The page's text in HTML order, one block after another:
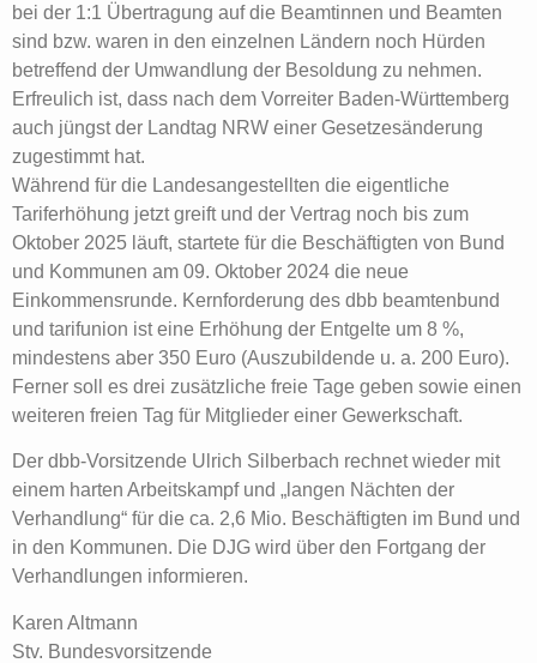
bei der 1:1 Übertragung auf die Beamtinnen und Beamten
sind bzw. waren in den einzelnen Ländern noch Hürden
betreffend der Umwandlung der Besoldung zu nehmen.
Erfreulich ist, dass nach dem Vorreiter Baden-Württemberg
auch jüngst der Landtag NRW einer Gesetzesänderung
zugestimmt hat.
Während für die Landesangestellten die eigentliche
Tariferhöhung jetzt greift und der Vertrag noch bis zum
Oktober 2025 läuft, startete für die Beschäftigten von Bund
und Kommunen am 09. Oktober 2024 die neue
Einkommensrunde. Kernforderung des dbb beamtenbund
und tarifunion ist eine Erhöhung der Entgelte um 8 %,
mindestens aber 350 Euro (Auszubildende u. a. 200 Euro).
Ferner soll es drei zusätzliche freie Tage geben sowie einen
weiteren freien Tag für Mitglieder einer Gewerkschaft.
Der dbb-Vorsitzende Ulrich Silberbach rechnet wieder mit
einem harten Arbeitskampf und „langen Nächten der
Verhandlung“ für die ca. 2,6 Mio. Beschäftigten im Bund und
in den Kommunen. Die DJG wird über den Fortgang der
Verhandlungen informieren.
Karen Altmann
Stv. Bundesvorsitzende